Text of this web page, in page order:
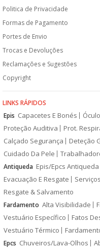
Politica de Privacidade
Formas de Pagamento
Portes de Envio
Trocas e Devoluções
Reclamações e Sugestões
Copyright
LINKS RÁPIDOS
Epis Capacetes E Bonés
Proteção Auditiva
Prot.
Calçado Segurança
Deteção
Cuidado Da Pele
Antiqueda Epis/Epcs Antiqueda
Evacuação E Resgate
Serviços
Resgate & Salvamento
Fardamento Alta Visibilidade
Vestuário Específico
Fatos
Vestuário Térmico
Epcs Chuveiros/Lava-Olhos